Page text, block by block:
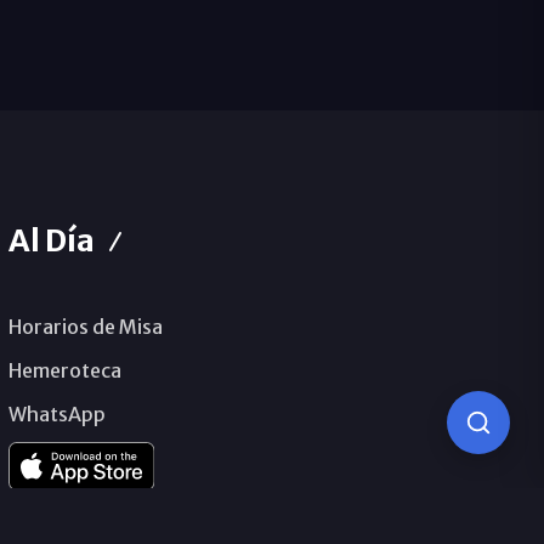
Al Día
Horarios de Misa
Hemeroteca
WhatsApp